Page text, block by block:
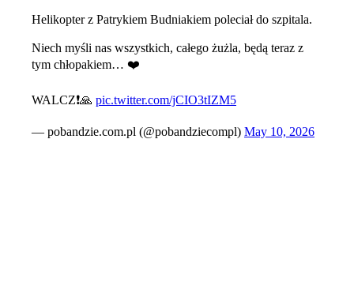
Helikopter z Patrykiem Budniakiem poleciał do szpitala.
Niech myśli nas wszystkich, całego żużla, będą teraz z
tym chłopakiem… ❤️
WALCZ❗️🙏 pic.twitter.com/jCIO3tIZM5
— pobandzie.com.pl (@pobandziecompl) May 10, 2026